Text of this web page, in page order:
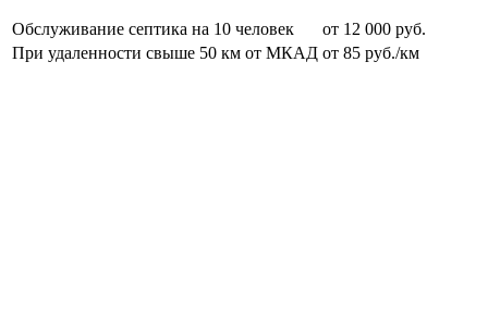
Обслуживание септика на 10 человек
от 12 000 руб.
При удаленности свыше 50 км от МКАД от 85 руб./км